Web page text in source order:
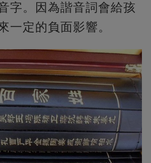
字。因為諧音詞會給孩
一定的負面影響。